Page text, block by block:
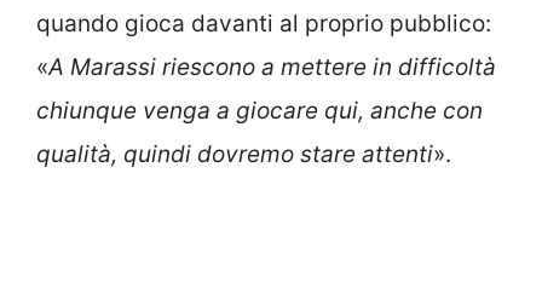
quando gioca davanti al proprio pubblico:
«A Marassi riescono a mettere in difficoltà
chiunque venga a giocare qui, anche con
qualità, quindi dovremo stare attenti».